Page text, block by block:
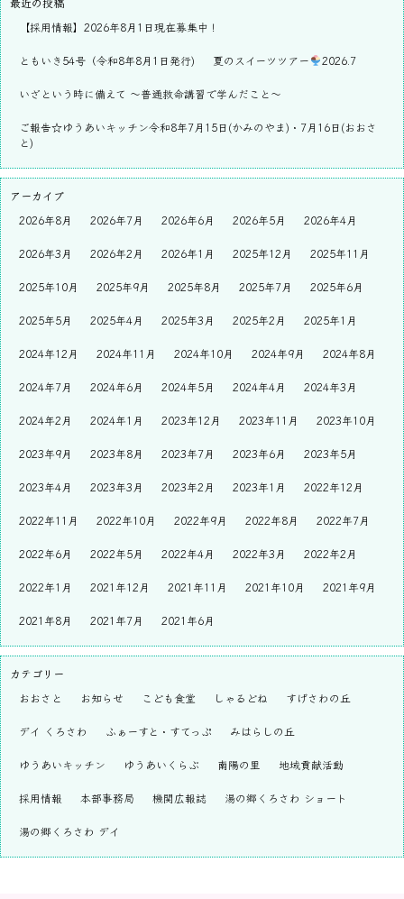
【採用情報】2026年8月1日現在募集中！
ともいき54号（令和8年8月1日発行) 夏のスイーツツアー 2026.7
いざという時に備えて ～普通救命講習で学んだこと～
ご報告☆ゆうあいキッチン令和8年7月15日(かみのやま)・7月16日(おおさ
と)
アーカイブ
2026年8月
2026年7月 2026年6月 2026年5月 2026年4月
2026年3月 2026年2月 2026年1月 2025年12月 2025年11月
2025年10月 2025年9月 2025年8月 2025年7月 2025年6月
2025年5月 2025年4月 2025年3月 2025年2月 2025年1月
2024年12月 2024年11月 2024年10月 2024年9月 2024年8月
2024年7月 2024年6月 2024年5月 2024年4月 2024年3月
2024年2月 2024年1月 2023年12月 2023年11月 2023年10月
2023年9月 2023年8月 2023年7月 2023年6月 2023年5月
2023年4月 2023年3月 2023年2月 2023年1月 2022年12月
2022年11月 2022年10月 2022年9月 2022年8月 2022年7月
2022年6月 2022年5月 2022年4月 2022年3月 2022年2月
2022年1月 2021年12月 2021年11月 2021年10月 2021年9月
2021年8月 2021年7月 2021年6月
カテゴリー
おおさと
お知らせ こども食堂 しゃるどね すげさわの丘
デイ くろさわ ふぁーすと・すてっぷ みはらしの丘
ゆうあいキッチン ゆうあいくらぶ 南陽の里 地域貢献活動
採用情報 本部事務局 機関広報誌 湯の郷くろさわ ショート
湯の郷くろさわ デイ